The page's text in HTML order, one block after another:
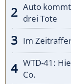
Auto
drei Tote
Im
WTD-41:
Co.